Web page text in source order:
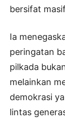
bersifat
Ia
peringatan
pilkada
melainkan
demokrasi
lintas